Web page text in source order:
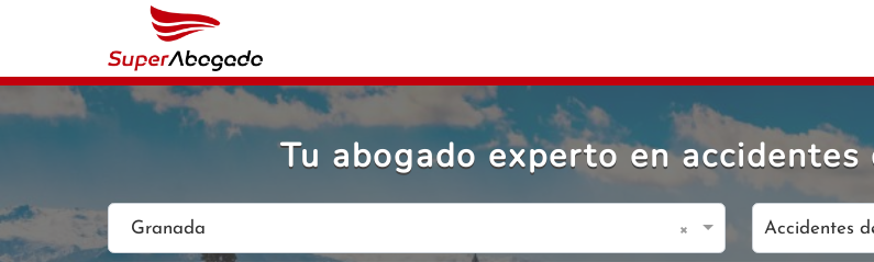
Tu abogado experto en
Granada × Accidentes